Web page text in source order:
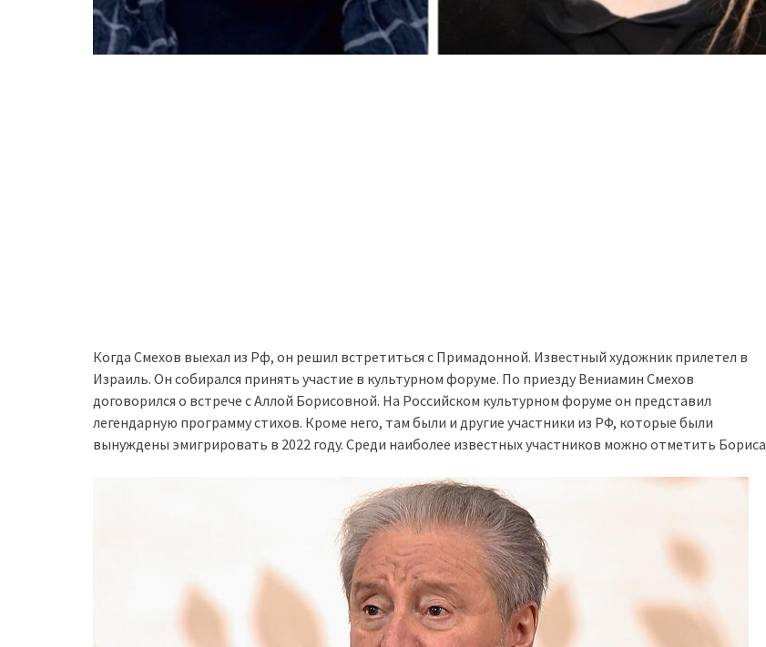
Когда Смехов выехал из Рф, он решил встретиться с Примадонной. Известный художник прилетел в
Израиль. Он собирался принять участие в культурном форуме. По приезду Вениамин Смехов
договорился о встрече с Аллой Борисовной. На Российском культурном форуме он представил
легендарную программу стихов. Кроме него, там были и другие участники из РФ, которые были
вынуждены эмигрировать в 2022 году. Среди наиболее известных участников можно отметить Бориса